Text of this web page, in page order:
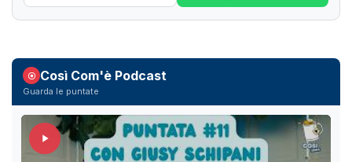
Così Com'è Podcast
Guarda le puntate